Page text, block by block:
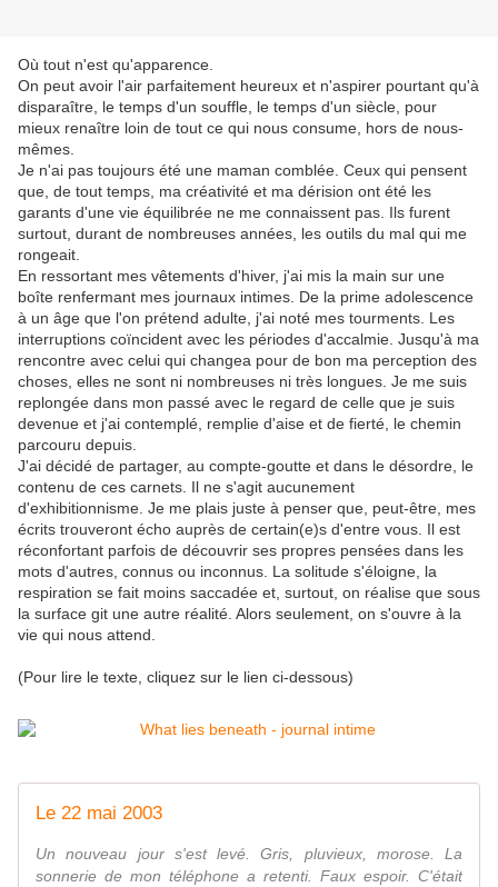
Où tout n'est qu'apparence.
On peut avoir l'air parfaitement heureux et n'aspirer pourtant qu'à
disparaître, le temps d'un souffle, le temps d'un siècle, pour
mieux renaître loin de tout ce qui nous consume, hors de nous-
mêmes.
Je n'ai pas toujours été une maman comblée. Ceux qui pensent
que, de tout temps, ma créativité et ma dérision ont été les
garants d'une vie équilibrée ne me connaissent pas. Ils furent
surtout, durant de nombreuses années, les outils du mal qui me
rongeait.
En ressortant mes vêtements d'hiver, j'ai mis la main sur une
boîte renfermant mes journaux intimes. De la prime adolescence
à un âge que l'on prétend adulte, j'ai noté mes tourments. Les
interruptions coïncident avec les périodes d'accalmie. Jusqu'à ma
rencontre avec celui qui changea pour de bon ma perception des
choses, elles ne sont ni nombreuses ni très longues. Je me suis
replongée dans mon passé avec le regard de celle que je suis
devenue et j'ai contemplé, remplie d'aise et de fierté, le chemin
parcouru depuis.
J'ai décidé de partager, au compte-goutte et dans le désordre, le
contenu de ces carnets. Il ne s'agit aucunement
d'exhibitionnisme. Je me plais juste à penser que, peut-être, mes
écrits trouveront écho auprès de certain(e)s d'entre vous. Il est
réconfortant parfois de découvrir ses propres pensées dans les
mots d'autres, connus ou inconnus. La solitude s'éloigne, la
respiration se fait moins saccadée et, surtout, on réalise que sous
la surface git une autre réalité. Alors seulement, on s'ouvre à la
vie qui nous attend.
(Pour lire le texte, cliquez sur le lien ci-dessous)
Le 22 mai 2003
Un nouveau jour s'est levé. Gris, pluvieux, morose. La
sonnerie de mon téléphone a retenti. Faux espoir. C'était